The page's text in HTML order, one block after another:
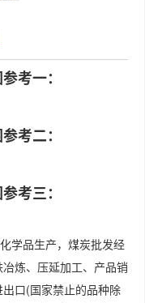
考一：
考二：
考三：
学品生产，煤炭批发经
炼、压延加工、产品销
口(国家禁止的品种除